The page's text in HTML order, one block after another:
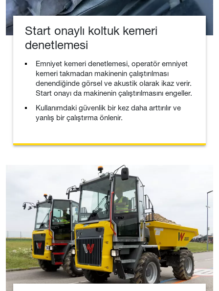
Start onaylı koltuk kemeri
denetlemesi
Emniyet kemeri denetlemesi, operatör emniyet
kemeri takmadan makinenin çalıştırılması
denendiğinde görsel ve akustik olarak ikaz verir.
Start onayı da makinenin çalıştırılmasını engeller.
Kullanımdaki güvenlik bir kez daha arttırılır ve
yanlış bir çalıştırma önlenir.